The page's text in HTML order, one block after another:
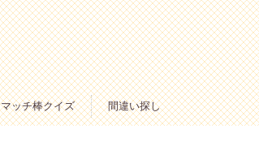
マッチ棒クイズ 間違い探し